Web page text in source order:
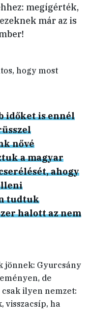
megígérték,
már az is
hogy most
időket is ennél
nővé
a magyar
ahogy
tudtuk
halott az nem
jönnek: Gyurcsány
de
ilyen nemzet:
visszacsíp, ha